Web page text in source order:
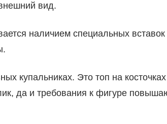
вид.
наличием специальных
купальниках. Это топ на
да и требования к фигуре